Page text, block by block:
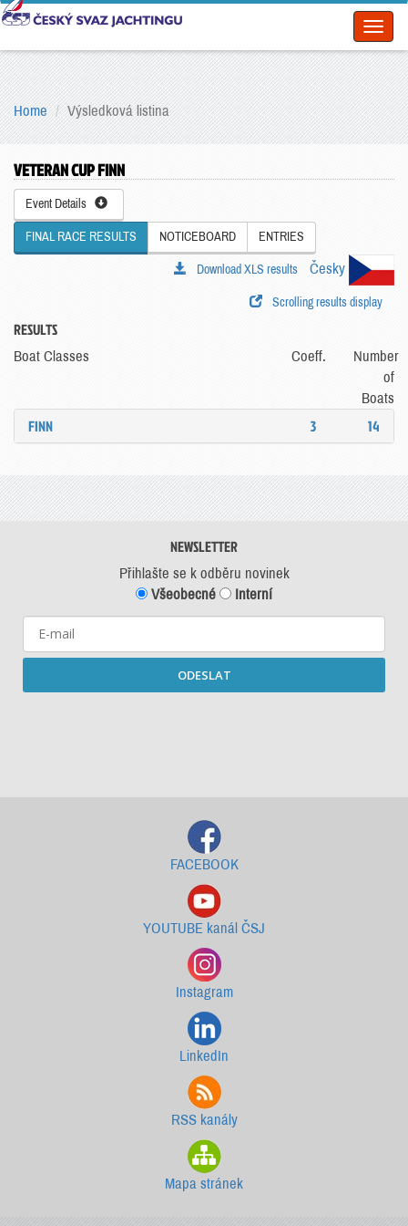
Home Výsledková listina
VETERAN CUP FINN
Event Details
FINAL RACE RESULTS NOTICEBOARD ENTRIES
Česky
Download XLS results
Scrolling results display
RESULTS
Boat Classes Coeff.
Number
of
Boats
FINN 3 14
NEWSLETTER
Přihlašte se k odběru novinek
Všeobecné
Interní
ODESLAT
FACEBOOK
YOUTUBE kanál ČSJ
Instagram
LinkedIn
RSS kanály
Mapa stránek